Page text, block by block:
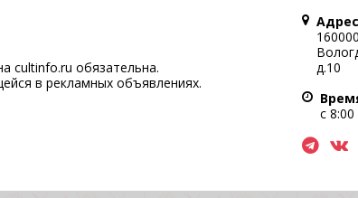
cultinfo.ru обязательна.
в рекламных объявлениях.
д.10
с